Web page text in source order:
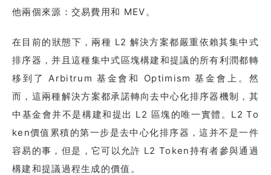
他兩個來源：交易費用和 MEV。
在目前的狀態下，兩種 L2 解決方案都嚴重依賴其集中式
排序器，并且這種集中式區塊構建和提議的所有利潤都轉
移到了 Arbitrum 基金會和 Optimism 基金會上。然
而，這兩種解決方案都承諾轉向去中心化排序器機制，其
中基金會并不是構建和提出 L2 區塊的唯一實體。L2 To
ken價值累積的第一步是去中心化排序器，這并不是一件
容易的事，但是，它可以允許 L2 Token持有者參與通過
構建和提議過程生成的價值。